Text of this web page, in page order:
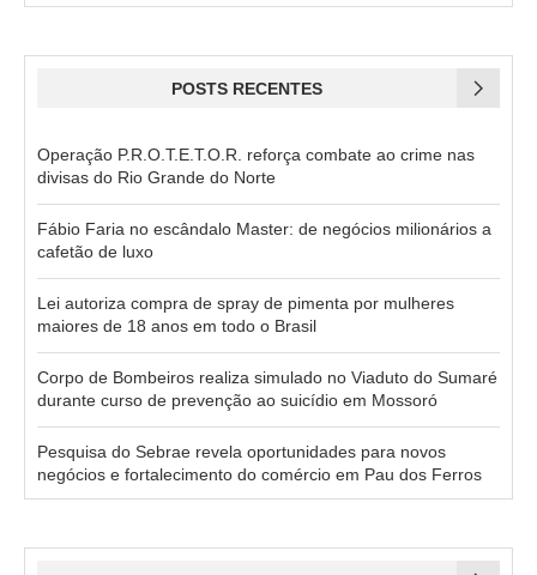
POSTS RECENTES
Operação P.R.O.T.E.T.O.R. reforça combate ao crime nas
divisas do Rio Grande do Norte
Fábio Faria no escândalo Master: de negócios milionários a
cafetão de luxo
Lei autoriza compra de spray de pimenta por mulheres
maiores de 18 anos em todo o Brasil
Corpo de Bombeiros realiza simulado no Viaduto do Sumaré
durante curso de prevenção ao suicídio em Mossoró
Pesquisa do Sebrae revela oportunidades para novos
negócios e fortalecimento do comércio em Pau dos Ferros